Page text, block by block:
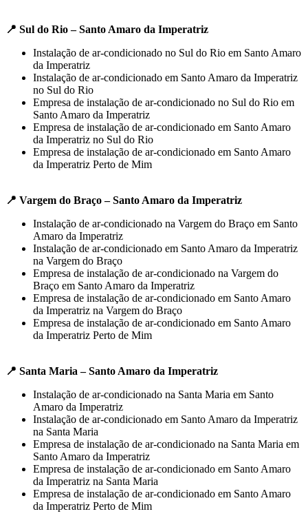
📍 Sul do Rio – Santo Amaro da Imperatriz
Instalação de ar-condicionado no Sul do Rio em Santo Amaro
da Imperatriz
Instalação de ar-condicionado em Santo Amaro da Imperatriz
no Sul do Rio
Empresa de instalação de ar-condicionado no Sul do Rio em
Santo Amaro da Imperatriz
Empresa de instalação de ar-condicionado em Santo Amaro
da Imperatriz no Sul do Rio
Empresa de instalação de ar-condicionado em Santo Amaro
da Imperatriz Perto de Mim
📍 Vargem do Braço – Santo Amaro da Imperatriz
Instalação de ar-condicionado na Vargem do Braço em Santo
Amaro da Imperatriz
Instalação de ar-condicionado em Santo Amaro da Imperatriz
na Vargem do Braço
Empresa de instalação de ar-condicionado na Vargem do
Braço em Santo Amaro da Imperatriz
Empresa de instalação de ar-condicionado em Santo Amaro
da Imperatriz na Vargem do Braço
Empresa de instalação de ar-condicionado em Santo Amaro
da Imperatriz Perto de Mim
📍 Santa Maria – Santo Amaro da Imperatriz
Instalação de ar-condicionado na Santa Maria em Santo
Amaro da Imperatriz
Instalação de ar-condicionado em Santo Amaro da Imperatriz
na Santa Maria
Empresa de instalação de ar-condicionado na Santa Maria em
Santo Amaro da Imperatriz
Empresa de instalação de ar-condicionado em Santo Amaro
da Imperatriz na Santa Maria
Empresa de instalação de ar-condicionado em Santo Amaro
da Imperatriz Perto de Mim